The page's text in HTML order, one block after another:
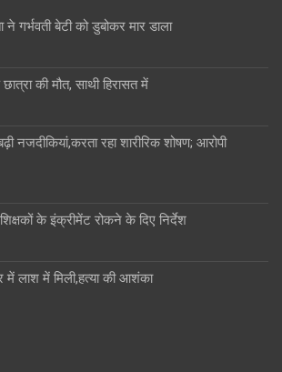
ने गर्भवती बेटी को डुबोकर मार डाला
की मौत, साथी हिरासत में
नजदीकियां,करता रहा शारीरिक शोषण; आरोपी
शिक्षकों के इंक्रीमेंट रोकने के दिए निर्देश
में लाश में मिली,हत्या की आशंका